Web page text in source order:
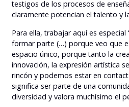
testigos de los procesos de
claramente potencian el talento y
Para ella, trabajar aquí es
formar parte (…) porque veo que
espacio único, porque tanto la
innovación, la expresión artística
rincón y podemos estar en
significa ser parte de una
diversidad y valora muchísimo el